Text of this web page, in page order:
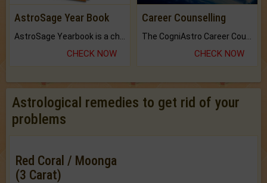
AstroSage Year Book
CHECK NOW
Career Counselling
CHECK NOW
Astrological remedies to get rid of your
problems
Red Coral / Moonga
(3 Carat)